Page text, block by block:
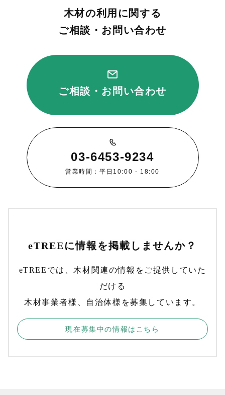
木材の利用に関する
ご相談・お問い合わせ
ご相談・お問い合わせ
03-6453-9234
営業時間：平日10:00 - 18:00
eTREEに情報を掲載しませんか？
eTREEでは、木材関連の情報をご提供していた
だける
木材事業者様、自治体様を募集しています。
現在募集中の情報はこちら